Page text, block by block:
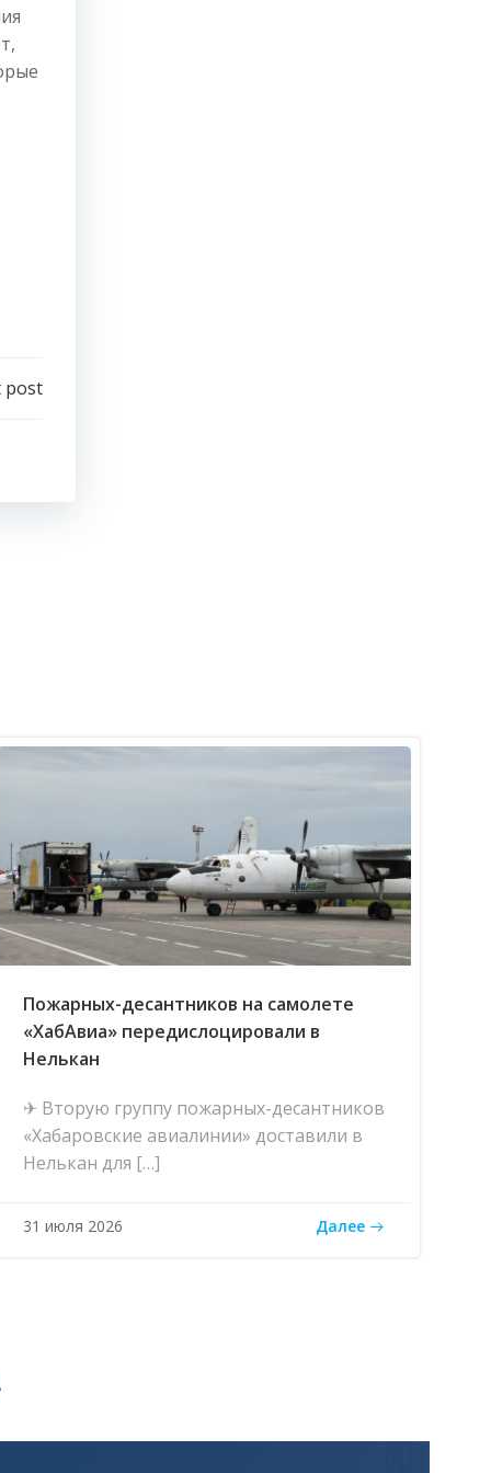
post
Пожарных-десантников на самолете
«ХабАвиа» передислоцировали в
Нелькан
✈ Вторую группу пожарных-десантников
«Хабаровские авиалинии» доставили в
Нелькан для […]
31 июля 2026 Далее